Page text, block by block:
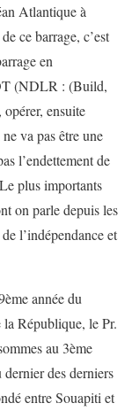
Atlantique à
ce barrage, c’est
en
(NDLR : (Build,
ensuite
va pas être une
l’endettement de
plus importants
on parle depuis les
l’indépendance et
année du
République, le Pr.
au 3ème
des derniers
entre Souapiti et